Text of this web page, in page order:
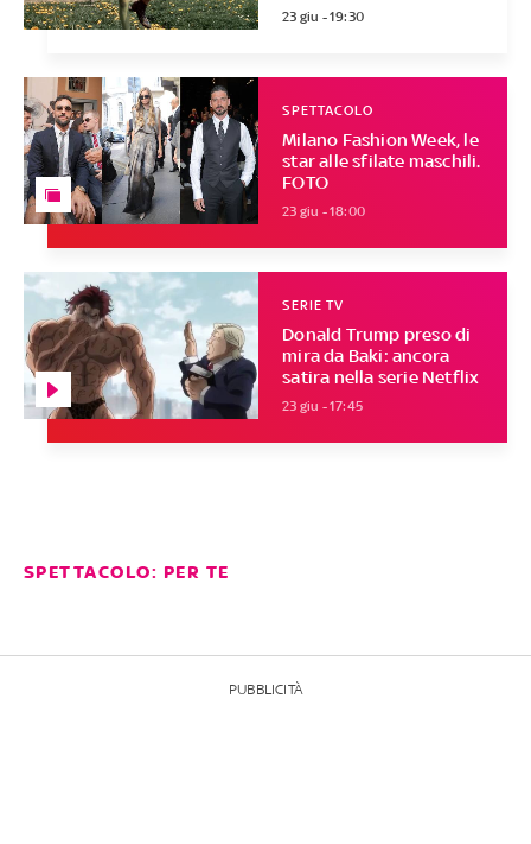
23 giu - 19:30
Milano Fashion Week, le
star alle sfilate maschili.
FOTO
SPETTACOLO
23 giu - 18:00
Donald Trump preso di
mira da Baki: ancora
satira nella serie Netflix
SERIE TV
23 giu - 17:45
SPETTACOLO: PER TE
PUBBLICITÀ